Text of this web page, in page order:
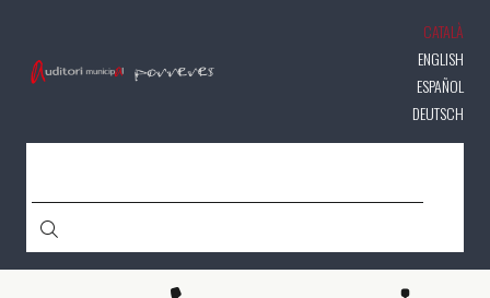
contingut
CATALÀ
ENGLISH
ESPAÑOL
DEUTSCH